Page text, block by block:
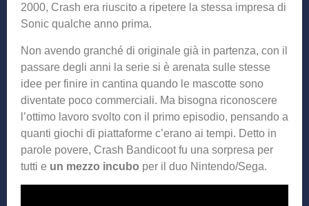
2000, Crash era riuscito a ripetere la stessa impresa di
Sonic qualche anno prima.
Non avendo granché di originale già in partenza, con il
passare degli anni la serie si è arenata sulle stesse
idee per finire in cantina quando le mascotte sono
diventate poco commerciali. Ma bisogna riconoscere
l’ottimo lavoro svolto con il primo episodio, pensando a
quanti giochi di piattaforme c’erano ai tempi. Detto in
parole povere, Crash Bandicoot fu una sorpresa per
tutti e un mezzo incubo per il duo Nintendo/Sega.